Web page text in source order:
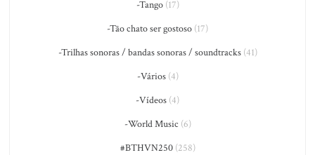
-Tango(17)
-Tão chato ser gostoso (17)
-Trilhas sonoras / bandas sonoras / soundtracks(41)
-Vários(4)
-Vídeos (4)
-World Music (6)
#BTHVN250(258)